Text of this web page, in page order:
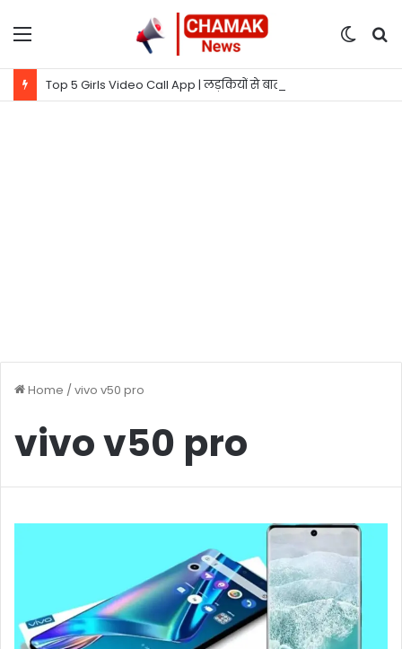
Menu
Switch
Top 5 Girls Video Call App | लड़कियों से बात करने वाला ऐप
Home /vivo v50 pro
vivo v50 pro